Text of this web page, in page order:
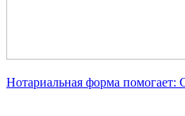
Нотариальная форма помогает: